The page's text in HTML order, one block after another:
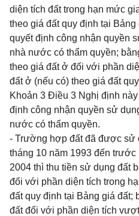
diện tích đất trong hạn mức
theo giá đất quy định tại
quyết định công nhận quyền
nhà nước có thẩm quyền;
theo giá đất ở đối với phần
đất ở (nếu có) theo giá đất
Khoản 3 Điều 3 Nghị định
định công nhận quyền sử
nước có thẩm quyền.
- Trường hợp đất đã được sử
tháng 10 năm 1993 đến trước
2004 thì thu tiền sử dụng đất
đối với phần diện tích trong
đất quy định tại Bảng giá đất;
đất đối với phần diện tích